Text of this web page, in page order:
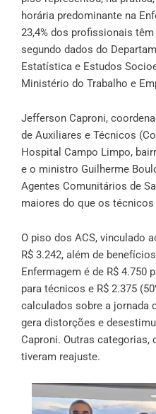
horária predominante na
23,4% dos profissionais
segundo dados do
Estatística e Estudos
Ministério do Trabalho e
Jefferson Caproni,
de Auxiliares e Técnicos
Hospital Campo Limpo,
e o ministro Guilherme
Agentes Comunitários de
maiores do que os técnicos
O piso dos ACS, vinculado
R$ 3.242, além de
Enfermagem é de R$ 4.750
para técnicos e R$ 2.375
calculados sobre a jornada
gera distorções e
Caproni. Outras
tiveram reajuste.